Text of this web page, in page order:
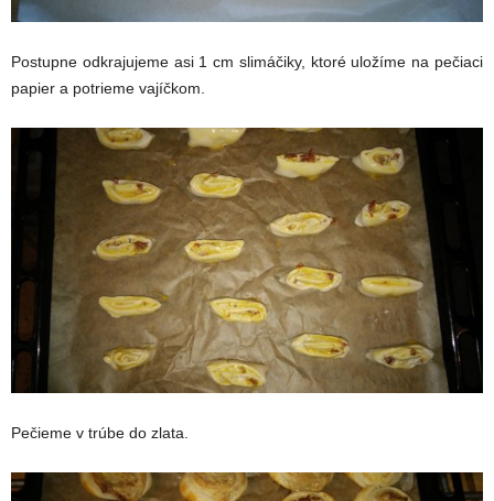
Postupne odkrajujeme asi 1 cm slimáčiky, ktoré uložíme na pečiaci
papier a potrieme vajíčkom.
Pečieme v trúbe do zlata.